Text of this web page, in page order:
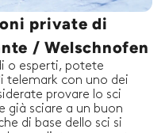
private di
/ Welschnofen
o esperti, potete
telemark con uno dei
provare lo sci
già sciare a un buon
di base dello sci si